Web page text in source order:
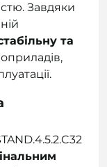
Завдяки
та